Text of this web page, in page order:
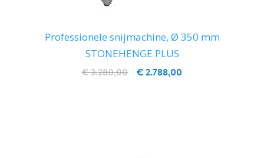
Professionele snijmachine, Ø 350 mm
STONEHENGE PLUS
€ 2.788,00
€ 3.280,00